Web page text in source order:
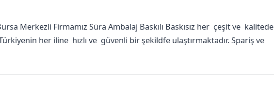
Merkezli Firmamız Süra Ambalaj Baskılı Baskısız her çeşit ve kalitede
her iline hızlı ve güvenli bir şekildfe ulaştırmaktadır. Spariş ve